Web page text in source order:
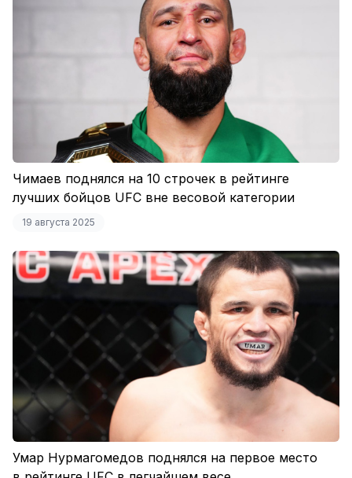
Чимаев поднялся на 10 строчек в рейтинге
лучших бойцов UFC вне весовой категории
19 августа 2025
Умар Нурмагомедов поднялся на первое место